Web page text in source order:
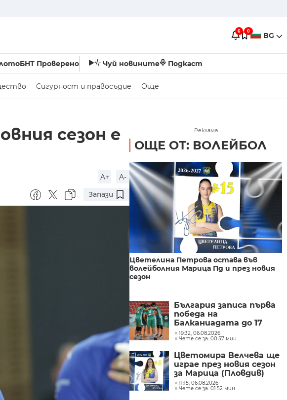
6 0 BG
БНТ Проверено Чуй новините Подкаст
Сигурност и правосъдие Още
сезон е
A+
A-
Запази
Реклама
ОЩЕ ОТ: ВОЛЕЙБОЛ
Цветелина Петрова остава във
волейболния Марица Пд и през новия
сезон
България записа първа
победа на
Балканиадата до 17
години и се класира за
полуфиналите
19:32, 06.08.2026
Чете се за: 00:57 мин.
Цветомира Велчева ще
играе през новия сезон
за Марица (Пловдив)
11:15, 06.08.2026
Чете се за: 01:52 мин.